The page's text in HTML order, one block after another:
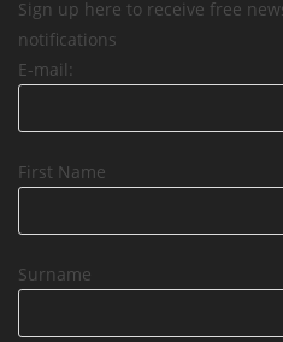
Sign up here to receive free
notifications
E-mail:
First Name
Surname